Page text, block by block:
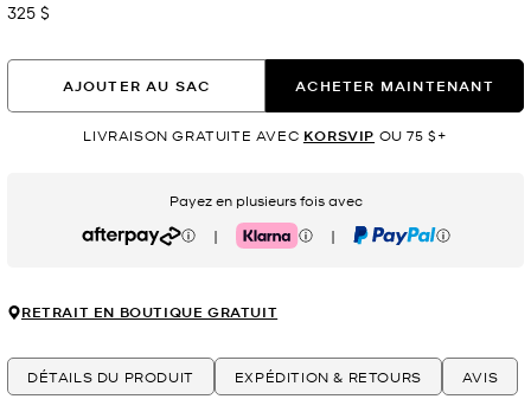
maintenant
325 $
AJOUTER AU SAC ACHETER MAINTENANT
LIVRAISON GRATUITE AVEC KORSVIP OU 75 $+
Payez en plusieurs fois avec
Afterpay | Klarna | PayPal
RETRAIT EN BOUTIQUE GRATUIT
DÉTAILS DU PRODUIT EXPÉDITION & RETOURS AVIS